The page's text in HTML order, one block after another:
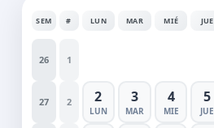
SEM # LUN MAR MIÉ JUE
26 1
27 2 2
LUN
3
MAR
4
MIE
5
JUE